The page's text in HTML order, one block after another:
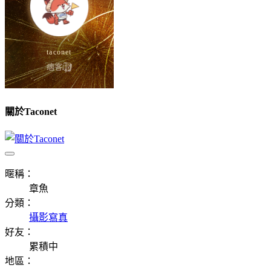
關於Taconet
暱稱：
章魚
分類：
攝影寫真
好友：
累積中
地區：